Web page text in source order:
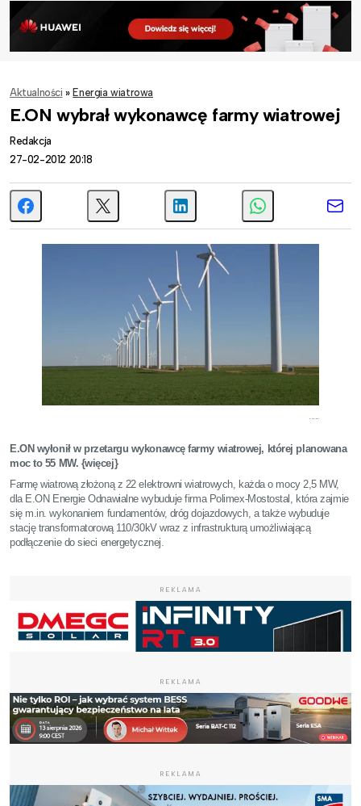
Aktualności » Energia wiatrowa
E.ON wybrał wykonawcę farmy wiatrowej
Redakcja
27-02-2012 20:18
.....
E.ON wyłonił w przetargu wykonawcę farmy wiatrowej, której planowana
moc to 55 MW. {więcej}
Farmę wiatrową złożoną z 22 elektrowni wiatrowych, każda o mocy 2,5 MW,
dla E.ON Energie Odnawialne wybuduje firma Polimex-Mostostal, która zajmie
się m.in. wykonaniem fundamentów, dróg dojazdowych, a także wybuduje
stację transformatorową 110/30kV wraz z infrastrukturą umożliwiającą
podłączenie do sieci energetycznej.
REKLAMA
REKLAMA
REKLAMA